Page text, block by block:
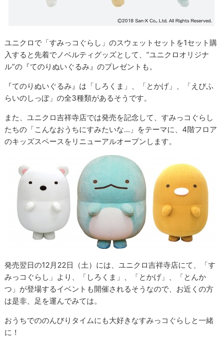
ユニクロで「すみっコぐらし」のスウェットセットを1セット購
入すると先着でノベルティグッズとして、“ユニクロオリジナ
ル”の『てのりぬいぐるみ』のプレゼントも。
『てのりぬいぐるみ』は「しろくま」、「とかげ」、「えびふ
らいのしっぽ」の全3種類があるそうです。
また、ユニクロ吉祥寺店では発売を記念して、すみっコぐらし
たちの「こんなおうちにすみたいな…」をテーマに、4階フロア
のキッズスペースをリニューアルオープンします。
発売翌日の12月22日（土）には、ユニクロ吉祥寺店にて、「す
みっコぐらし」より、「しろくま」、「とかげ」、「とんか
つ」が登場するイベントも開催されるそうなので、お近くの方
は是非、足を運んでみては。
おうちでののんびりタイムにも大好きなすみっコぐらしと一緒
に！